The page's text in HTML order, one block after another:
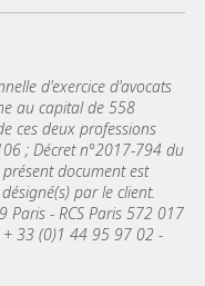
d'exercice d'avocats
au capital de 558
ces deux professions
; Décret n°2017-794 du
document est
par le client.
Paris - RCS Paris 572 017
33 (0)1 44 95 97 02 -